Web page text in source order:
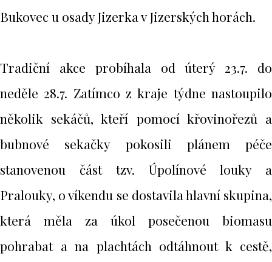
Bukovec u osady Jizerka v Jizerských horách.
Tradiční akce probíhala od úterý 23.7. do
neděle 28.7. Zatímco z kraje týdne nastoupilo
několik sekáčů, kteří pomocí křovinořezů a
bubnové sekačky pokosili plánem péče
stanovenou část tzv. Úpolínové louky a
Pralouky, o víkendu se dostavila hlavní skupina,
která měla za úkol posečenou biomasu
pohrabat a na plachtách odtáhnout k cestě,